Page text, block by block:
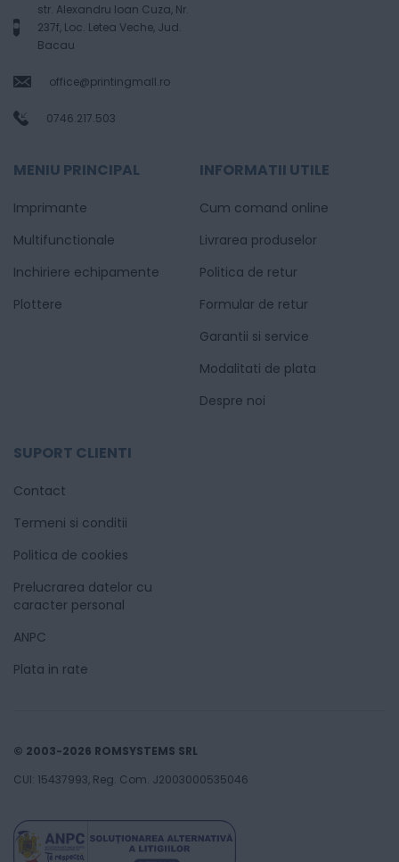
str. Alexandru Ioan Cuza, Nr.
237f, Loc. Letea Veche, Jud.
Bacau
office@printingmall.ro
0746.217.503
MENIU PRINCIPAL
Imprimante
Multifunctionale
Inchiriere echipamente
Plottere
INFORMATII UTILE
Cum comand online
Livrarea produselor
Politica de retur
Formular de retur
Garantii si service
Modalitati de plata
Despre noi
SUPORT CLIENTI
Contact
Termeni si conditii
Politica de cookies
Prelucrarea datelor cu
caracter personal
ANPC
Plata in rate
© 2003-2026 ROMSYSTEMS SRL
CUI: 15437993, Reg. Com. J2003000535046